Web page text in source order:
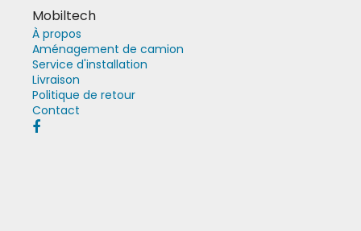
Mobiltech
À propos
Aménagement de camion
Service d'installation
Livraison
Politique de retour
Contact